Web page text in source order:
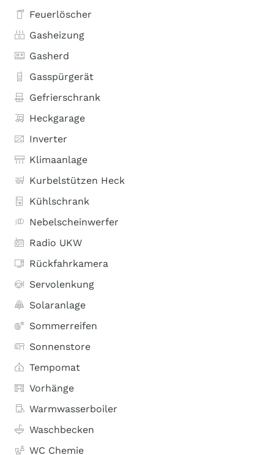
Feuerlöscher
Gasheizung
Gasherd
Gasspürgerät
Gefrierschrank
Heckgarage
Inverter
Klimaanlage
Kurbelstützen Heck
Kühlschrank
Nebelscheinwerfer
Radio UKW
Rückfahrkamera
Servolenkung
Solaranlage
Sommerreifen
Sonnenstore
Tempomat
Vorhänge
Warmwasserboiler
Waschbecken
WC Chemie